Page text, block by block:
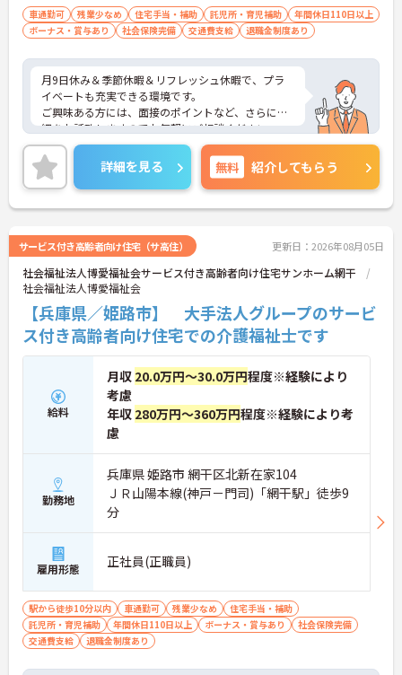
車通勤可 残業少なめ 住宅手当・補助 託児所・育児補助
年間休日110日以上
ボーナス・賞与あり
社会保険完備 交通費支給 退職金制度あり
月9日休み＆季節休暇＆リフレッシュ休暇で、プラ
イベートも充実できる環境です。
ご興味ある方には、面接のポイントなど、さらに詳
細をお話致しますのでお気軽にご相談ください。
詳細を見る 無料 紹介してもらう
サービス付き高齢者向け住宅（サ高住） 更新日：2026年08月05日
社会福祉法人博愛福祉会サービス付き高齢者向け住宅サンホーム網干
社会福祉法人博愛福祉会
【兵庫県／姫路市】 大手法人グループのサービ
ス付き高齢者向け住宅での介護福祉士です
給料
月収 20.0万円～30.0万円程度※経験により
考慮
年収 280万円～360万円程度※経験により考
慮
勤務地
兵庫県 姫路市 網干区北新在家104
ＪＲ山陽本線(神戸－門司)「網干駅」徒歩9
分
雇用形態 正社員(正職員)
駅から徒歩10分以内 車通勤可 残業少なめ
住宅手当・補助
託児所・育児補助
年間休日110日以上 ボーナス・賞与あり
社会保険完備
交通費支給
退職金制度あり